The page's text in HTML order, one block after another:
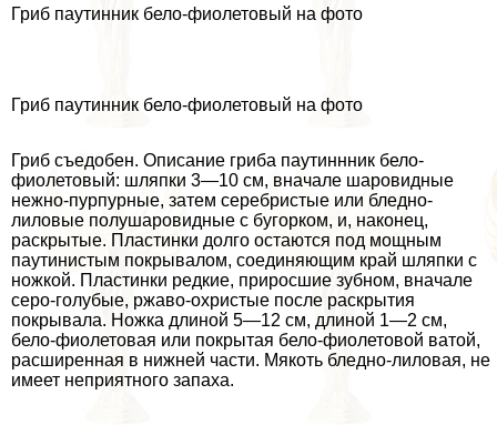
Гриб паутинник бело-фиолетовый на фото
Гриб паутинник бело-фиолетовый на фото
Гриб съедобен. Описание гриба паутиннник бело-
фиолетовый: шляпки 3—10 см, вначале шаровидные
нежно-пурпурные, затем серебристые или бледно-
лиловые полушаровидные с бугорком, и, наконец,
раскрытые. Пластинки долго остаются под мощным
паутинистым покрывалом, соединяющим край шляпки с
ножкой. Пластинки редкие, приросшие зубном, вначале
серо-гoлyбые, ржаво-охристые после раскрытия
покрывала. Ножка длиной 5—12 см, длиной 1—2 см,
бело-фиолетовая или покрытая бело-фиолетовой ватой,
расширенная в нижней части. Мякоть бледно-лиловая, не
имеет неприятного запаха.